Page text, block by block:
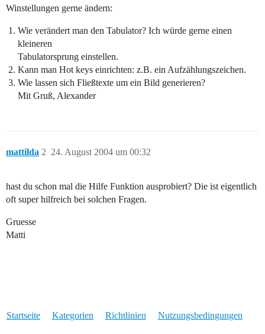
Winstellungen gerne ändern:
Wie verändert man den Tabulator? Ich würde gerne einen
kleineren
Tabulatorsprung einstellen.
Kann man Hot keys einrichten: z.B. ein Aufzählungszeichen.
Wie lassen sich Fließtexte um ein Bild generieren?
Mit Gruß, Alexander
mattilda 24. August 2004 um 00:32
2
hast du schon mal die Hilfe Funktion ausprobiert? Die ist eigentlich
oft super hilfreich bei solchen Fragen.
Gruesse
Matti
Startseite Kategorien Richtlinien Nutzungsbedingungen